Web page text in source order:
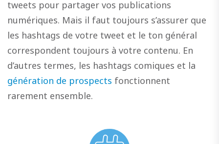
tweets pour partager vos publications
numériques. Mais il faut toujours s’assurer que
les hashtags de votre tweet et le ton général
correspondent toujours à votre contenu. En
d’autres termes, les hashtags comiques et la
génération de prospects fonctionnent
rarement ensemble.